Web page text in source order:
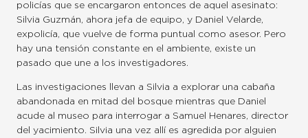
policías que se encargaron entonces de aquel asesinato:
Silvia Guzmán, ahora jefa de equipo, y Daniel Velarde,
expolicía, que vuelve de forma puntual como asesor. Pero
hay una tensión constante en el ambiente, existe un
pasado que une a los investigadores.
Las investigaciones llevan a Silvia a explorar una cabaña
abandonada en mitad del bosque mientras que Daniel
acude al museo para interrogar a Samuel Henares, director
del yacimiento. Silvia una vez allí es agredida por alguien